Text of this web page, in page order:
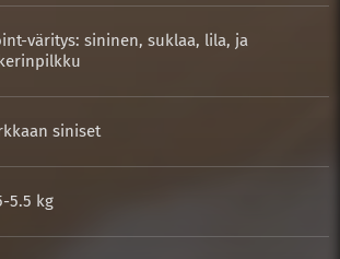
väritys: sininen, suklaa, lila, ja
siniset
5.5 kg